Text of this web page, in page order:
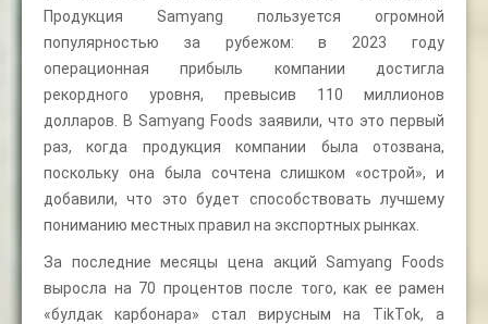
Продукция Samyang пользуется огромной
популярностью за рубежом: в 2023 году
операционная прибыль компании достигла
рекордного уровня, превысив 110 миллионов
долларов. В Samyang Foods заявили, что это первый
раз, когда продукция компании была отозвана,
поскольку она была сочтена слишком «острой», и
добавили, что это будет способствовать лучшему
пониманию местных правил на экспортных рынках.
За последние месяцы цена акций Samyang Foods
выросла на 70 процентов после того, как ее рамен
«булдак карбонара» стал вирусным на TikTok, а